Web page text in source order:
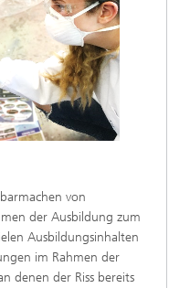
von
der Ausbildung zum
Ausbildungsinhalten
im Rahmen der
denen der Riss bereits